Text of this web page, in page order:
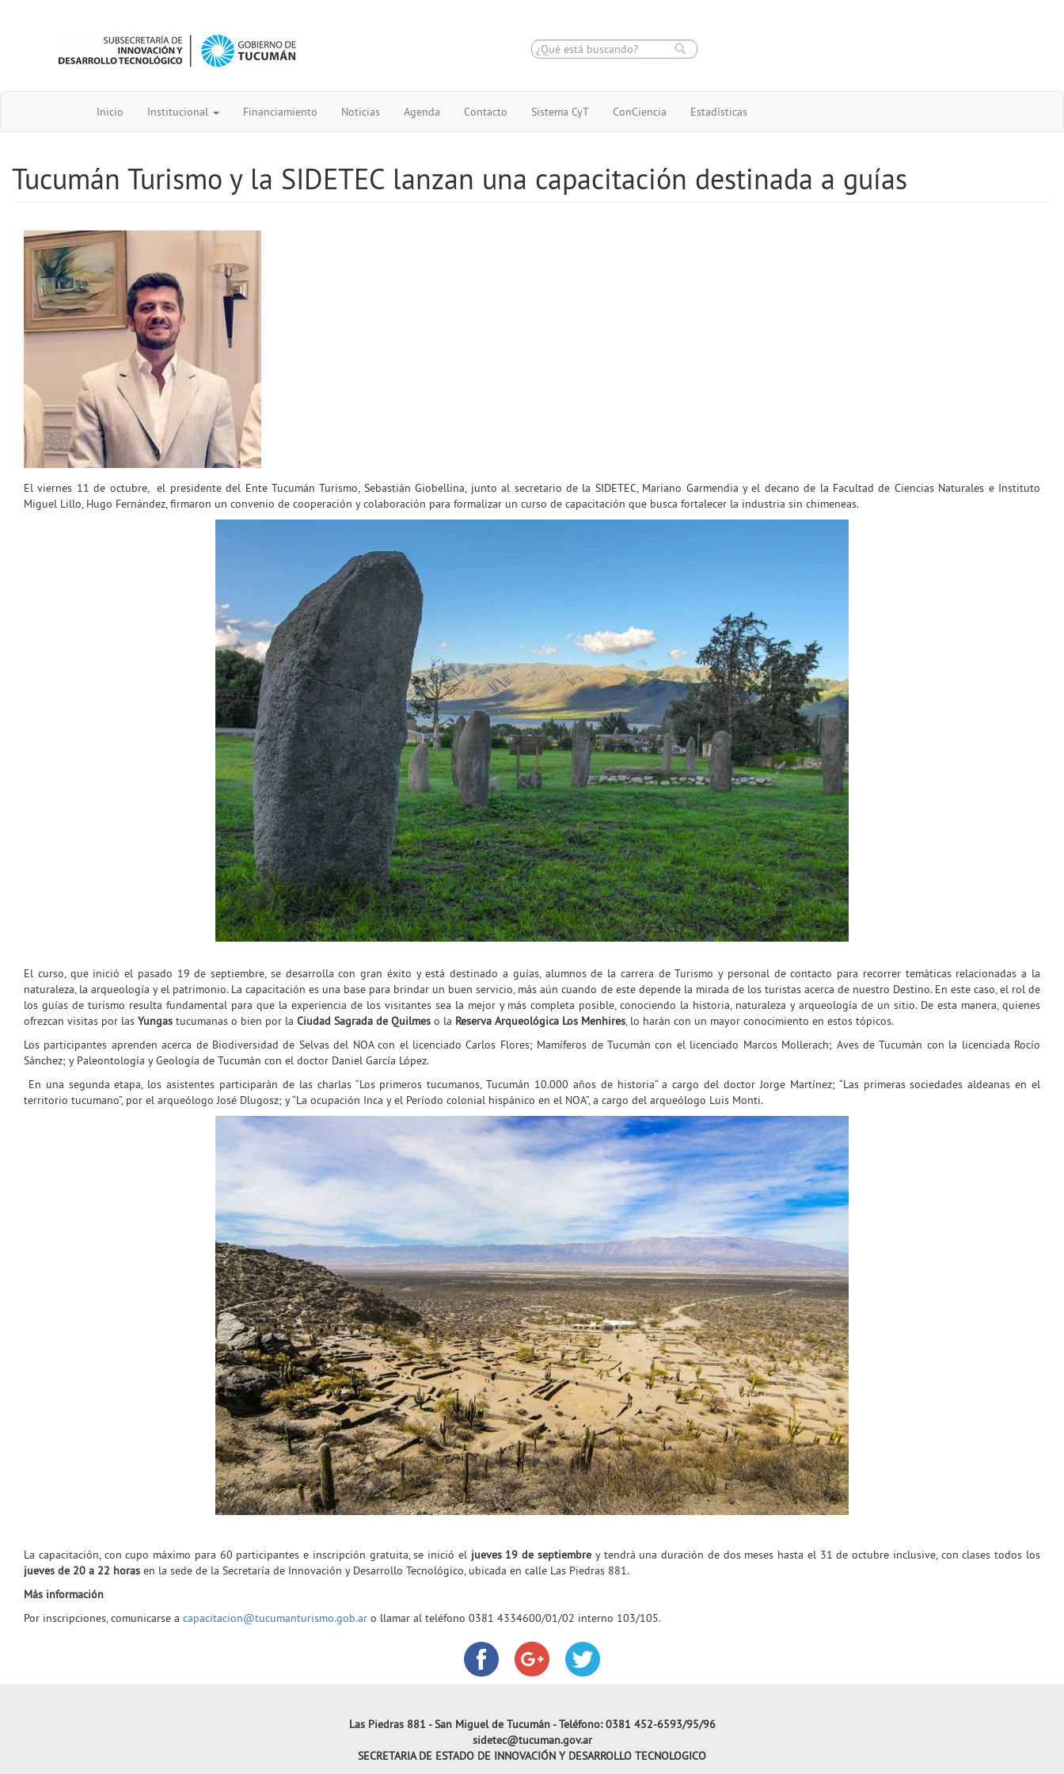
Inicio Institucional Financiamiento Noticias Agenda Contacto Sistema CyT ConCiencia Estadísticas
Tucumán Turismo y la SIDETEC lanzan una capacitación destinada a guías
El viernes 11 de octubre, el presidente del Ente Tucumán Turismo, Sebastián Giobellina, junto al secretario de la SIDETEC, Mariano Garmendia y el decano de la Facultad de Ciencias Naturales e Instituto
Miguel Lillo, Hugo Fernández, firmaron un convenio de cooperación y colaboración para formalizar un curso de capacitación que busca fortalecer la industria sin chimeneas.
El curso, que inició el pasado 19 de septiembre, se desarrolla con gran éxito y está destinado a guías, alumnos de la carrera de Turismo y personal de contacto para recorrer temáticas relacionadas a la
naturaleza, la arqueología y el patrimonio. La capacitación es una base para brindar un buen servicio, más aún cuando de este depende la mirada de los turistas acerca de nuestro Destino. En este caso, el rol de
los guías de turismo resulta fundamental para que la experiencia de los visitantes sea la mejor y más completa posible, conociendo la historia, naturaleza y arqueología de un sitio. De esta manera, quienes
ofrezcan visitas por las Yungas tucumanas o bien por la Ciudad Sagrada de Quilmes o la Reserva Arqueológica Los Menhires , lo harán con un mayor conocimiento en estos tópicos.
Los participantes aprenden acerca de Biodiversidad de Selvas del NOA con el licenciado Carlos Flores; Mamíferos de Tucumán con el licenciado Marcos Mollerach; Aves de Tucumán con la licenciada Rocío
Sánchez; y Paleontología y Geología de Tucumán con el doctor Daniel García López.
En una segunda etapa, los asistentes participarán de las charlas “Los primeros tucumanos, Tucumán 10.000 años de historia” a cargo del doctor Jorge Martínez; “Las primeras sociedades aldeanas en el
territorio tucumano”, por el arqueólogo José Dlugosz; y “La ocupación Inca y el Período colonial hispánico en el NOA”, a cargo del arqueólogo Luis Monti.
La capacitación, con cupo máximo para 60 participantes e inscripción gratuita, se inició el jueves 19 de septiembre y tendrá una duración de dos meses hasta el 31 de octubre inclusive, con clases todos los
jueves de 20 a 22 horas en la sede de la Secretaría de Innovación y Desarrollo Tecnológico, ubicada en calle Las Piedras 881.
Más información
Por inscripciones, comunicarse a capacitacion@tucumanturismo.gob.ar o llamar al teléfono 0381 4334600/01/02 interno 103/105.
Las Piedras 881 - San Miguel de Tucumán - Teléfono: 0381 452-6593/95/96
sidetec@tucuman.gov.ar
SECRETARIA DE ESTADO DE INNOVACIÓN Y DESARROLLO TECNOLOGICO